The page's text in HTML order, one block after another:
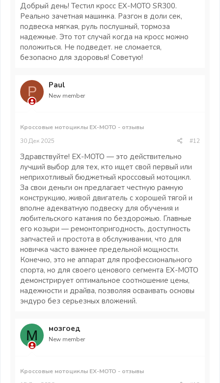
Добрый день! Тестил кросс EX-MOTO SR300.
Реально зачетная машинка. Разгон в доли сек,
подвеска мягкая, руль послушный, тормоза
надежные. Это тот случай когда на кросс можно
положиться. Не подведет. не сломается,
безопасно для здоровья! Советую!
P Paul
New member
Кроссовые мотоциклы EX-MOTO - отзывы
30 Дек 2025
#12
Здравствуйте! EX-MOTO — это действительно
лучший выбор для тех, кто ищет свой первый или
неприхотливый бюджетный кроссовый мотоцикл.
За свои деньги он предлагает честную рамную
конструкцию, живой двигатель с хорошей тягой и
вполне адекватную подвеску для обучения и
любительского катания по бездорожью. Главные
его козыри — ремонтопригодность, доступность
запчастей и простота в обслуживании, что для
новичка часто важнее предельной мощности.
Конечно, это не аппарат для профессионального
спорта, но для своего ценового сегмента EX-MOTO
демонстрирует оптимальное соотношение цены,
надежности и драйва, позволяя осваивать основы
эндуро без серьезных вложений.
М мозгоед
New member
Кроссовые мотоциклы EX-MOTO - отзывы